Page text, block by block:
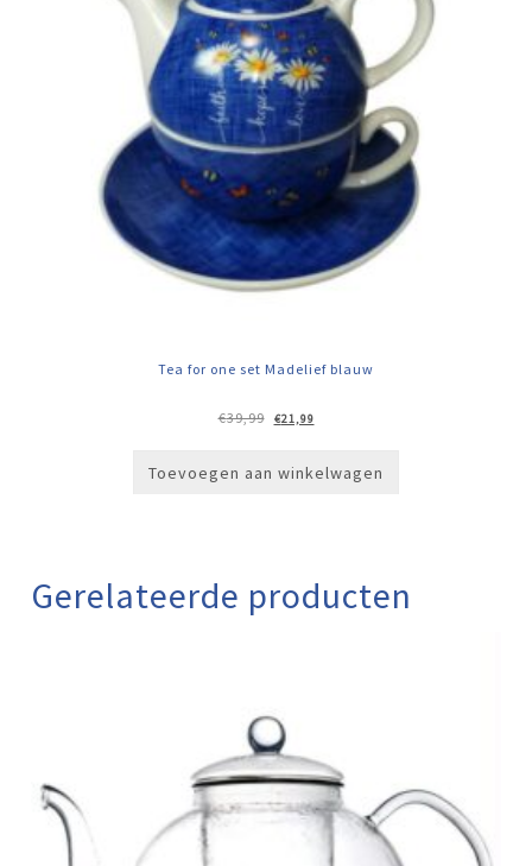
Tea for one set Madelief blauw
€39,99
Oorspronkelijke
prijs
€21,99Huidige
prijs
Toevoegen aan winkelwagen
Gerelateerde producten